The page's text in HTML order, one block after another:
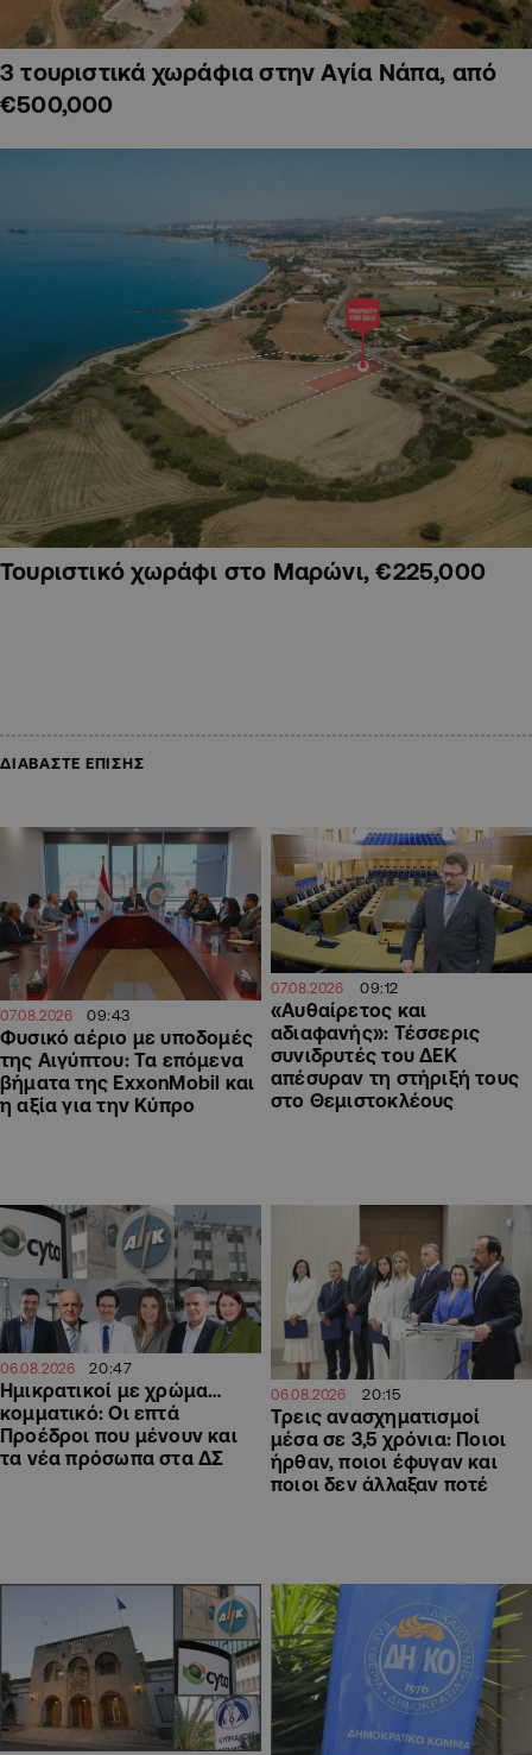
3 τουριστικά χωράφια στην Αγία Νάπα, από
€500,000
Τουριστικό χωράφι στο Μαρώνι, €225,000
ΔΙΑΒΑΣΤΕ ΕΠΙΣΗΣ
07.08.2026 09:43
Φυσικό αέριο με υποδομές
της Αιγύπτου: Τα επόμενα
βήματα της ExxonMobil και
η αξία για την Κύπρο
07.08.2026 09:12
«Αυθαίρετος και
αδιαφανής»: Τέσσερις
συνιδρυτές του ΔΕΚ
απέσυραν τη στήριξή τους
στο Θεμιστοκλέους
06.08.2026 20:47
Ημικρατικοί με χρώμα…
κομματικό: Οι επτά
Προέδροι που μένουν και
τα νέα πρόσωπα στα ΔΣ
06.08.2026 20:15
Τρεις ανασχηματισμοί
μέσα σε 3,5 χρόνια: Ποιοι
ήρθαν, ποιοι έφυγαν και
ποιοι δεν άλλαξαν ποτέ